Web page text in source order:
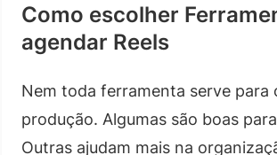
Como escolher
agendar Reels
Nem toda ferramenta serve para
produção. Algumas são boas
Outras ajudam mais na